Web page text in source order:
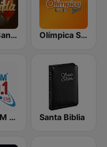
Latina Bandida! Olímpica Stereo - Medellín 104.9 FM
Boom FM 99.1 Santa Biblia